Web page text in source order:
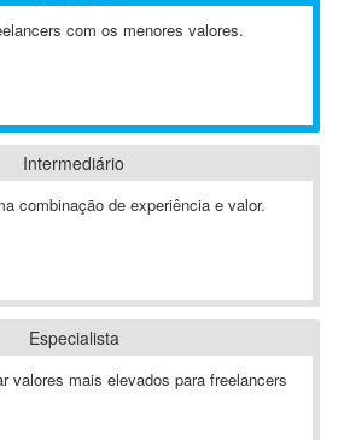
com os menores valores.
Intermediário
combinação de experiência e valor.
Especialista
valores mais elevados para freelancers